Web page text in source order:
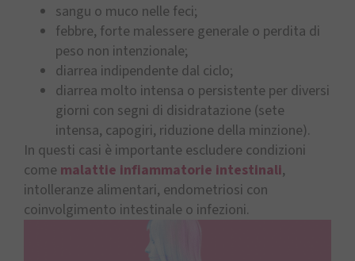
sangu o muco nelle feci;
febbre, forte malessere generale o perdita di
peso non intenzionale;
diarrea indipendente dal ciclo;
diarrea molto intensa o persistente per diversi
giorni con segni di disidratazione (sete
intensa, capogiri, riduzione della minzione).
In questi casi è importante escludere condizioni
come malattie infiammatorie intestinali,
intolleranze alimentari, endometriosi con
coinvolgimento intestinale o infezioni.